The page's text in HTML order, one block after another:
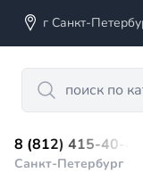
г Санкт-
Search
8 (812) 415-40-45
Санкт-Петербург